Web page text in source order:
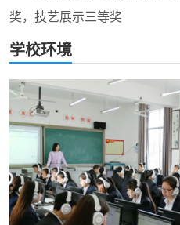
奖，技艺展示三等奖
学校环境